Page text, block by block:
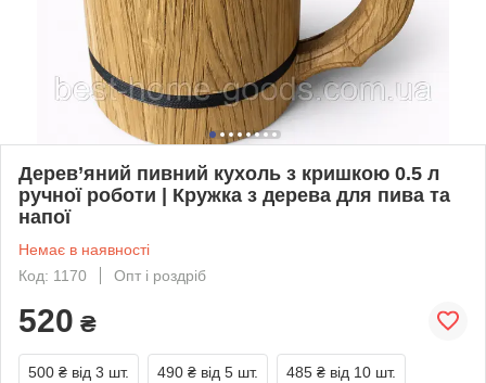
Дерев’яний пивний кухоль з кришкою 0.5 л
ручної роботи | Кружка з дерева для пива та
напої
Немає в наявності
Код: 1170
Опт і роздріб
520 ₴
500 ₴ від 3 шт. 490 ₴ від 5 шт. 485 ₴ від 10 шт.